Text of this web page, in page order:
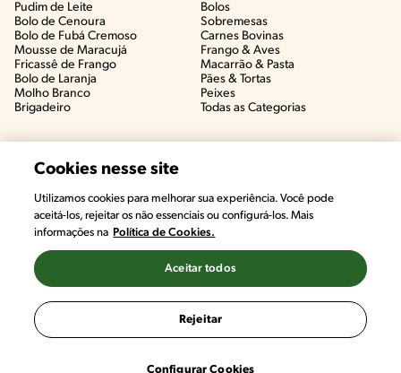
Pudim de Leite
Bolo de Cenoura
Bolo de Fubá Cremoso
Mousse de Maracujá
Fricassê de Frango
Bolo de Laranja
Molho Branco
Brigadeiro
Bolos
Sobremesas
Carnes Bovinas​
Frango & Aves​
Macarrão & Pasta​
Pães & Tortas​
Peixes
Todas as Categorias
Cookies nesse site
Utilizamos cookies para melhorar sua experiência. Você pode
aceitá-los, rejeitar os não essenciais ou configurá-los. Mais
informações na Política de Cookies.
Configurar Cookies
Rejeitar
Aceitar todos